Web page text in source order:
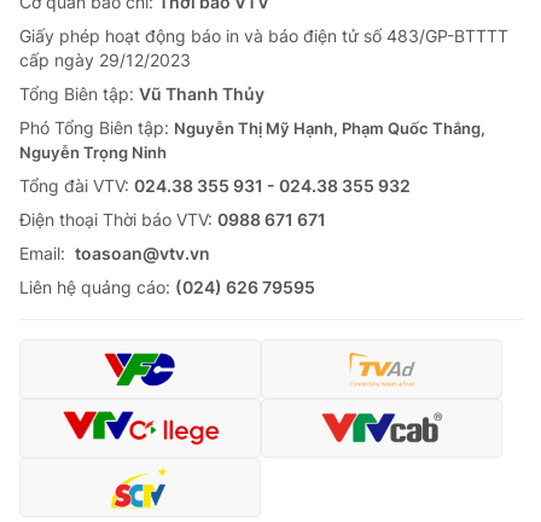
Giấy phép hoạt động báo in và báo điện tử số 483/GP-BTTTT
cấp ngày 29/12/2023
Tổng Biên tập: Vũ Thanh Thủy
Phó Tổng Biên tập: Nguyễn Thị Mỹ Hạnh, Phạm Quốc Thắng,
Nguyễn Trọng Ninh
Tổng đài VTV: 024.38 355 931 - 024.38 355 932
Ðiện thoại Thời báo VTV: 0988 671 671
Email: toasoan@vtv.vn
Liên hệ quảng cáo: (024) 626 79595